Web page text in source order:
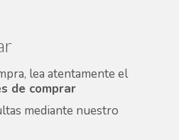
lea atentamente el
de comprar
mediante nuestro